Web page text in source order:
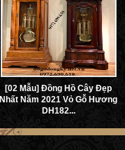
[02 Mẫu] Đồng Hồ Cây Đẹp
Nhất Năm 2021 Vỏ Gỗ Hương
DH182...